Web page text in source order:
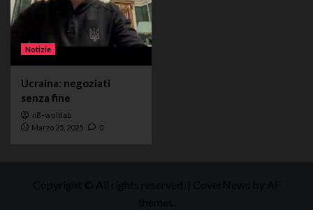
Notizie
Ucraina: negoziati
senza fine
n8-woltlab
Marzo 25, 2025 0